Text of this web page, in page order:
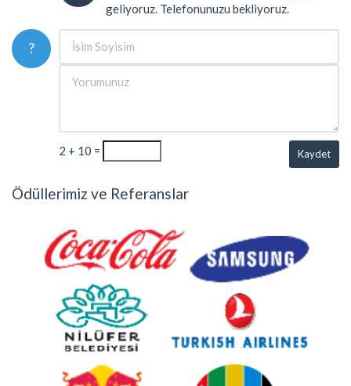
geliyoruz. Telefonunuzu bekliyoruz.
?
2 + 10 = Kaydet
Ödüllerimiz ve Referanslar